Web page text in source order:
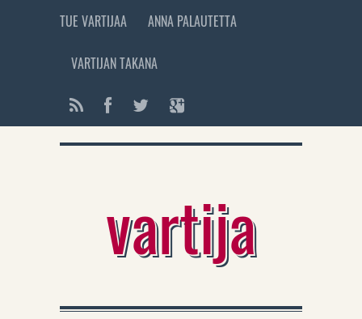
TUE VARTIJAA ANNA PALAUTETTA
VARTIJAN TAKANA
vartija